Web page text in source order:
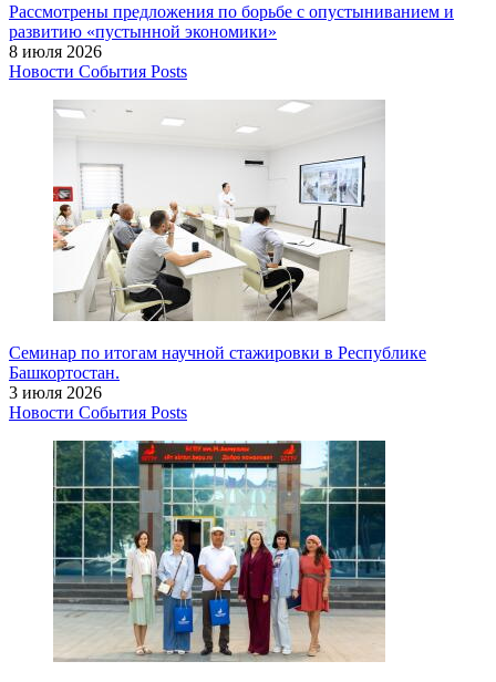
Рассмотрены предложения по борьбе с опустыниванием и
развитию «пустынной экономики»
8 июля 2026
Новости События Posts
Семинар по итогам научной стажировки в Республике
Башкортостан.
3 июля 2026
Новости События Posts